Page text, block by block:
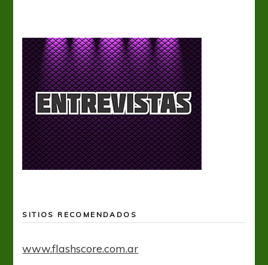
SITIOS RECOMENDADOS
www.flashscore.com.ar